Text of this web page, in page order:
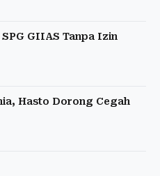
GIIAS Tanpa Izin
Hasto Dorong Cegah